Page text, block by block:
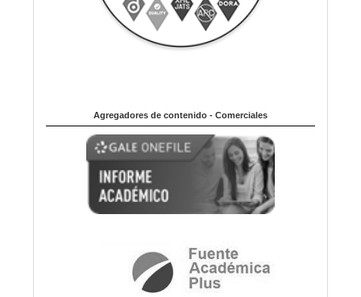
Agregadores de contenido - Comerciales